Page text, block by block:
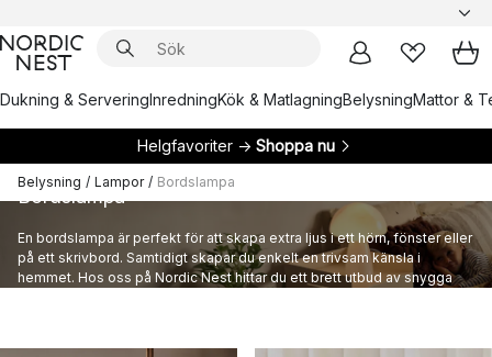
Dukning & ServeringInredningKök & MatlagningBelysningMattor &
Helgfavoriter → Shoppa nu
Belysning / Lampor / Bordslampa
Bordslampa
En bordslampa är perfekt för att skapa extra ljus i ett hörn, fönster eller
på ett skrivbord. Samtidigt skapar du enkelt en trivsam känsla i
hemmet. Hos oss på Nordic Nest hittar du ett brett utbud av snygga